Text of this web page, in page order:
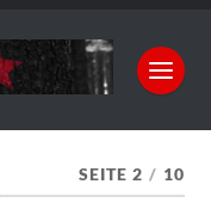
SEITE 2 / 10